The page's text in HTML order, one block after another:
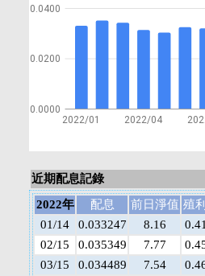
2022/01 2022/04
0.0000
0.0200
0.0400
近期配息記錄
2022年
配息 前日淨值 殖
01/14
0.033247 8.16
02/15
0.035349 7.77
03/15
0.034489 7.54